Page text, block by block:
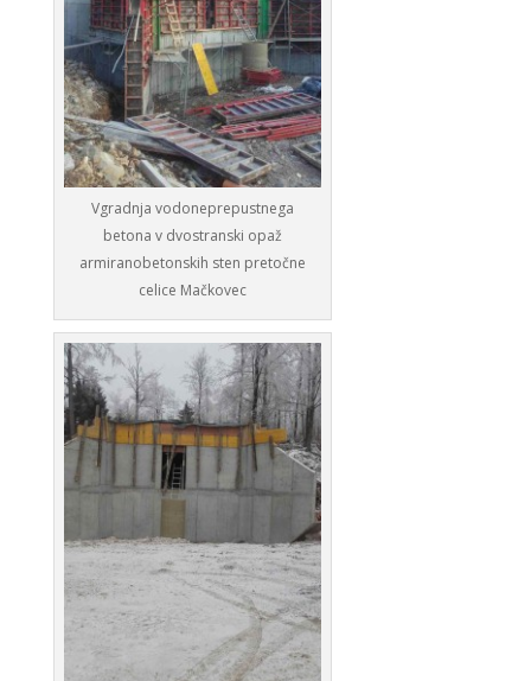
Vgradnja vodoneprepustnega
betona v dvostranski opaž
armiranobetonskih sten pretočne
celice Mačkovec